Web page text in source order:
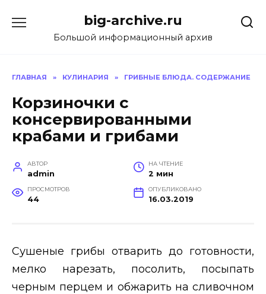
содержанию
big-archive.ru
Большой информационный архив
ГЛАВНАЯ » КУЛИНАРИЯ » ГРИБНЫЕ БЛЮДА. СОДЕРЖАНИЕ
Корзиночки с
консервированными
крабами и грибами
АВТОР
admin
НА ЧТЕНИЕ
2 мин
ПРОСМОТРОВ
44
ОПУБЛИКОВАНО
16.03.2019
Сушеные грибы отварить до готовности,
мелко нарезать, посолить, посыпать
черным перцем и обжарить на сливочном